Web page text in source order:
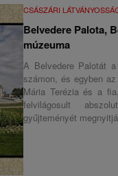
CSÁSZÁRI
Belvedere Palota,
múzeuma
A Belvedere Palotát
számon, és egyben
Mária Terézia és a
felvilágosult
gyűjteményét